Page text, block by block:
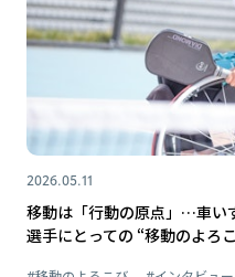
2026.05.11
移動は「行動の原点」…車い
選手にとっての “移動のよろ